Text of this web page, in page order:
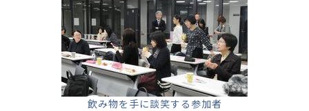
飲み物を手に談笑する参加者